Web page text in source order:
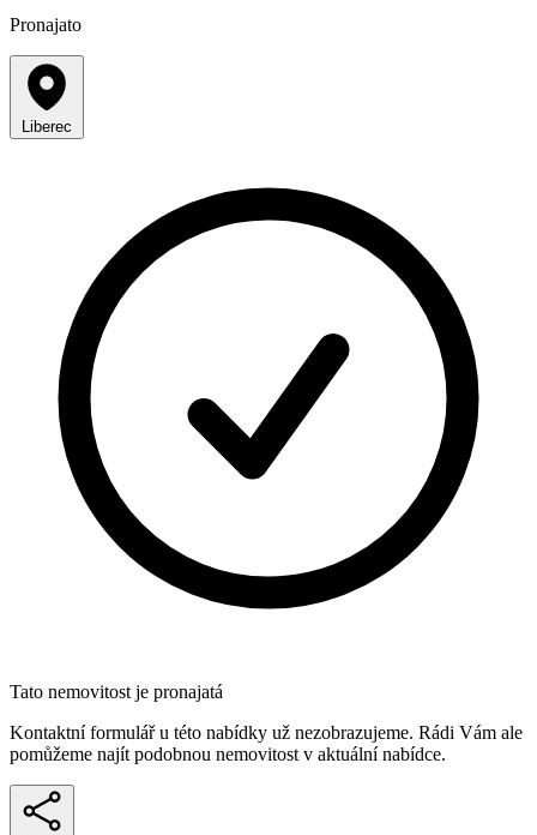
Pronajato
Liberec
Tato nemovitost je pronajatá
Kontaktní formulář u této nabídky už nezobrazujeme. Rádi Vám ale
pomůžeme najít podobnou nemovitost v aktuální nabídce.